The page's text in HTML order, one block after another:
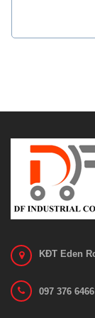
KĐT Eden
097 376 6466